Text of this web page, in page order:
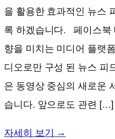
을 활용한 효과적인 뉴스
록 하겠습니다. 페이스북
향을 미치는 미디어 플랫
디오로만 구성 된 뉴스 피
은 동영상 중심의 새로운
습니다. 앞으로도 관련 […]
자세히 보기 →